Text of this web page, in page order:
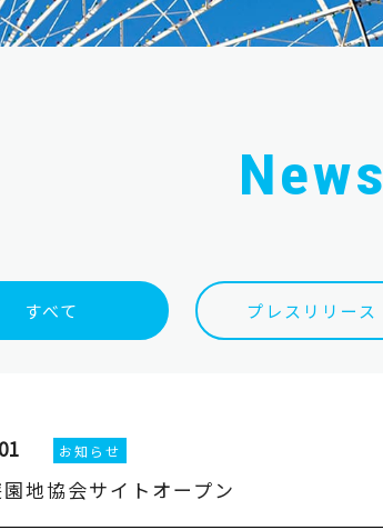
News
すべて プレスリリース
お知らせ
地協会サイトオープン